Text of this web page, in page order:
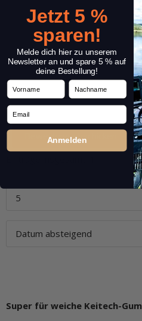
Super für weiche Keitech-
Jetzt 5 %
sparen!
Melde dich hier zu unserem
Newsletter an und spare 5 % auf
deine Bestellung!
Vorname Nachname
Email
Anmelden